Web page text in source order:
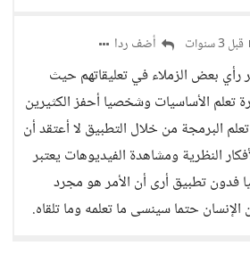
قبل 3 سنوات أضف ردا
رأي بعض الزملاء في تعليقاتهم حيث
الأساسيات وشخصيا أحفز الكثيرين
البرمجة من خلال التطبيق لا أعتقد أن
النظرية ومشاهدة الفيديوهات يعتبر
فدون تطبيق أرى أن الأمر هو مجرد
حتما سينسى ما تعلمه وما تلقاه.